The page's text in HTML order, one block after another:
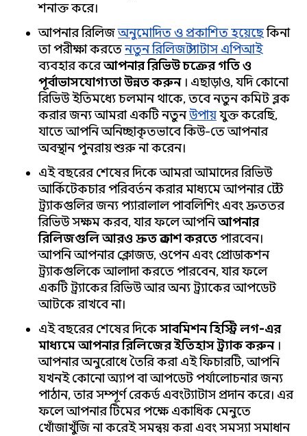
শনাক্ত করে।
আপনার রিলিজঅনুমোদিত ও প্রকাশিত হয়েছেকিনা
তা পরীক্ষা করতেনতুন রিলিজ স্ট্যাটাস এপিআই
ব্যবহার করেআপনার রিভিউ চক্রের গতি ও
পূর্বাভাসযোগ্যতা উন্নত করুন। এছাড়াও, যদি কোনো
রিভিউ ইতিমধ্যে চলমান থাকে, তবে নতুন কমিট ব্লক
করার জন্য আমরা একটি নতুনউপায়যুক্ত করেছি,
যাতে আপনি অনিচ্ছাকৃতভাবে কিউ-তে আপনার
অবস্থান পুনরায় শুরু না করেন।
এই বছরের শেষের দিকে আমরা আমাদের রিভিউ
আর্কিটেকচার পরিবর্তন করার মাধ্যমে আপনার টেস্ট
ট্র্যাকগুলির জন্য প্যারালাল পাবলিশিং এবং দ্রুততর
রিভিউ সক্ষম করব, যার ফলে আপনিআপনার
রিলিজগুলি আরও দ্রুত প্রকাশ করতেপারবেন।
আপনি আপনার ক্লোজড, ওপেন এবং প্রোডাকশন
ট্র্যাকগুলিকে আলাদা করতে পারবেন, যার ফলে
একটি ট্র্যাকের রিভিউ আর অন্য ট্র্যাকের আপডেট
আটকে রাখবে না।
এই বছরের শেষের দিকেসাবমিশন হিস্ট্রি লগ-এর
মাধ্যমে আপনার রিলিজের ইতিহাস ট্র্যাক করুন।
আপনার অনুরোধে তৈরি করা এই ফিচারটি, আপনি
যখনই কোনো অ্যাপ বা আপডেট পর্যালোচনার জন্য
পাঠান, তার সম্পূর্ণ রেকর্ড এবং স্ট্যাটাস প্রদান করে। এর
ফলে আপনার টিমের পক্ষে একাধিক মেনুতে
খোঁজাখুঁজি না করেই সমন্বয় করা এবং সমস্যা সমাধান